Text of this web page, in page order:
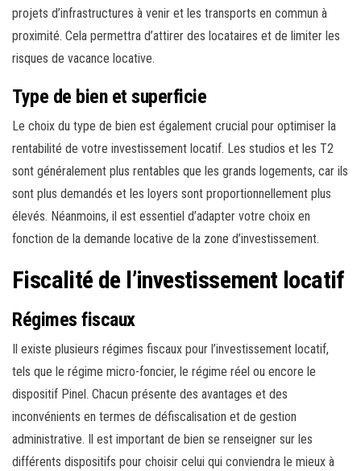
projets d’infrastructures à venir et les transports en commun à
proximité. Cela permettra d’attirer des locataires et de limiter les
risques de vacance locative.
Type de bien et superficie
Le choix du type de bien est également crucial pour optimiser la
rentabilité de votre investissement locatif. Les studios et les T2
sont généralement plus rentables que les grands logements, car ils
sont plus demandés et les loyers sont proportionnellement plus
élevés. Néanmoins, il est essentiel d’adapter votre choix en
fonction de la demande locative de la zone d’investissement.
Fiscalité de l’investissement locatif
Régimes fiscaux
Il existe plusieurs régimes fiscaux pour l’investissement locatif,
tels que le régime micro-foncier, le régime réel ou encore le
dispositif Pinel. Chacun présente des avantages et des
inconvénients en termes de défiscalisation et de gestion
administrative. Il est important de bien se renseigner sur les
différents dispositifs pour choisir celui qui conviendra le mieux à